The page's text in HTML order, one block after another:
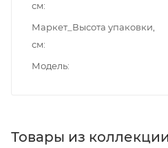
см
Маркет_Высота упаковки,
см
Модель
Товары из коллекции